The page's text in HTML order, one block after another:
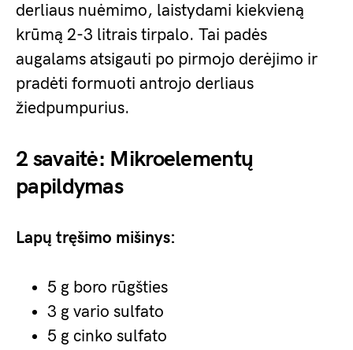
derliaus nuėmimo, laistydami kiekvieną
krūmą 2-3 litrais tirpalo. Tai padės
augalams atsigauti po pirmojo derėjimo ir
pradėti formuoti antrojo derliaus
žiedpumpurius.
2 savaitė: Mikroelementų
papildymas
Lapų tręšimo mišinys:
5 g boro rūgšties
3 g vario sulfato
5 g cinko sulfato